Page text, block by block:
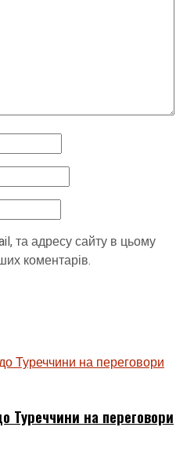
та адресу сайту в цьому
коментарів.
Туреччини на переговори